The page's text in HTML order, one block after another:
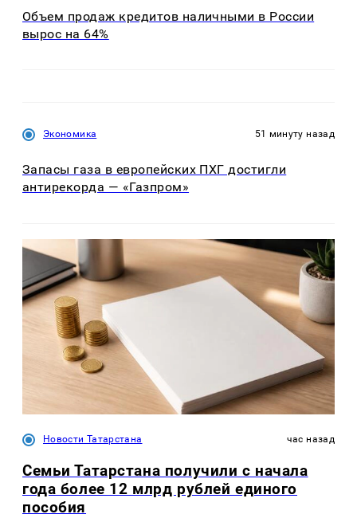
Объем продаж кредитов наличными в России
вырос на 64%
Экономика 51 минуту назад
Запасы газа в европейских ПХГ достигли
антирекорда — «Газпром»
Новости Татарстана час назад
Семьи Татарстана получили с начала
года более 12 млрд рублей единого
пособия